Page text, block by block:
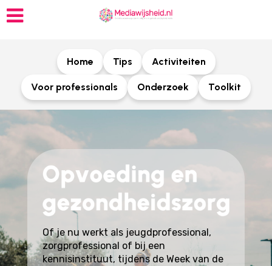
Home Tips Activiteiten
Voor professionals Onderzoek Toolkit
Of je nu werkt als jeugdprofessional,
zorgprofessional of bij een
kennisinstituut, tijdens de Week van de